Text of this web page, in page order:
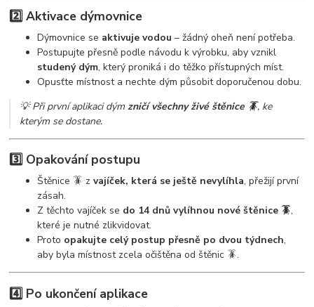
2️⃣ Aktivace dýmovnice
Dýmovnice se aktivuje vodou – žádný oheň není potřeba.
Postupujte přesně podle návodu k výrobku, aby vznikl
studený dým, který proniká i do těžko přístupných míst.
Opusťte místnost a nechte dým působit doporučenou dobu.
💡 Při první aplikaci dýmzničí všechny živé štěnice 🪳, ke
kterým se dostane.
3️⃣ Opakování postupu
Štěnice 🪳 zvajíček, která se ještě nevylíhla, přežijí první
zásah.
Z těchto vajíček se do 14 dnů vylíhnou nové štěnice 🪳,
které je nutné zlikvidovat.
Proto opakujte celý postup přesně po dvou týdnech,
aby byla místnost zcela očištěna od štěnic 🪳.
4️⃣ Po ukončení aplikace